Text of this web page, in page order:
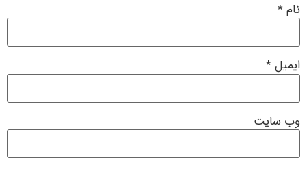
نام*
ایمیل*
وب‌ سایت